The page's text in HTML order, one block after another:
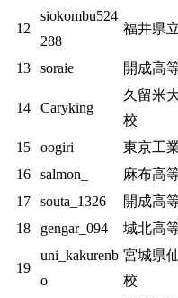
12
siokombu524
288
福井県
13 soraie 開成高
14 Caryking
久留米
校
15 oogiri 東京工
16
salmon_ 麻布高
17
souta_1326 開成高
18
gengar_094 城北高
19
uni_kakurenb
o
宮城県
校